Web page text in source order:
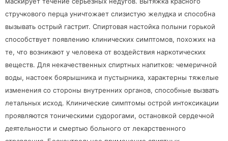
стручкового перца уничтожает слизистую желудка и способна
вызывать острый гастрит. Спиртовая настойка полыни горькой
способствует появлению клинических симптомов, похожих на
те, что возникают у человека от воздействия наркотических
веществ. Для некачественных спиртных напитков: чемеричной
воды, настоек боярышника и пустырника, характерны тяжелые
изменения со стороны внутренних органов, способные вызвать
летальных исход. Клинические симптомы острой интоксикации
проявляются тоническими судорогами, остановкой сердечной
деятельности и смертью больного от лекарственного